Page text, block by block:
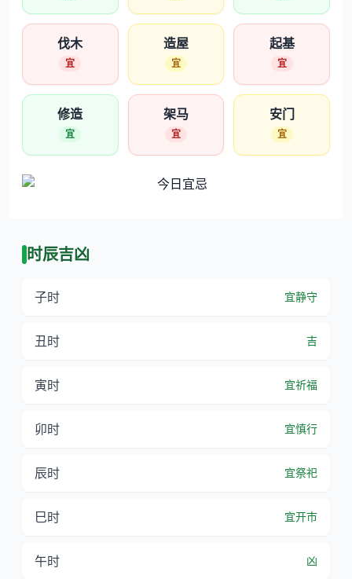
伐木
宜
造屋
宜
起基
宜
修造
宜
架马
宜
安门
宜
时辰吉凶
子时 宜静守
丑时 吉
寅时 宜祈福
卯时 宜慎行
辰时 宜祭祀
巳时 宜开市
午时 凶